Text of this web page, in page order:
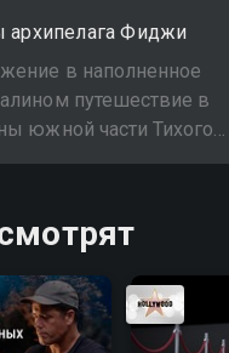
архипелага Фиджи
в наполненное
путешествие в
южной части Тихого
Знакомство с высшим